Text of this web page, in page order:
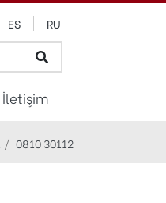
ES RU
İletişim
0810 30112